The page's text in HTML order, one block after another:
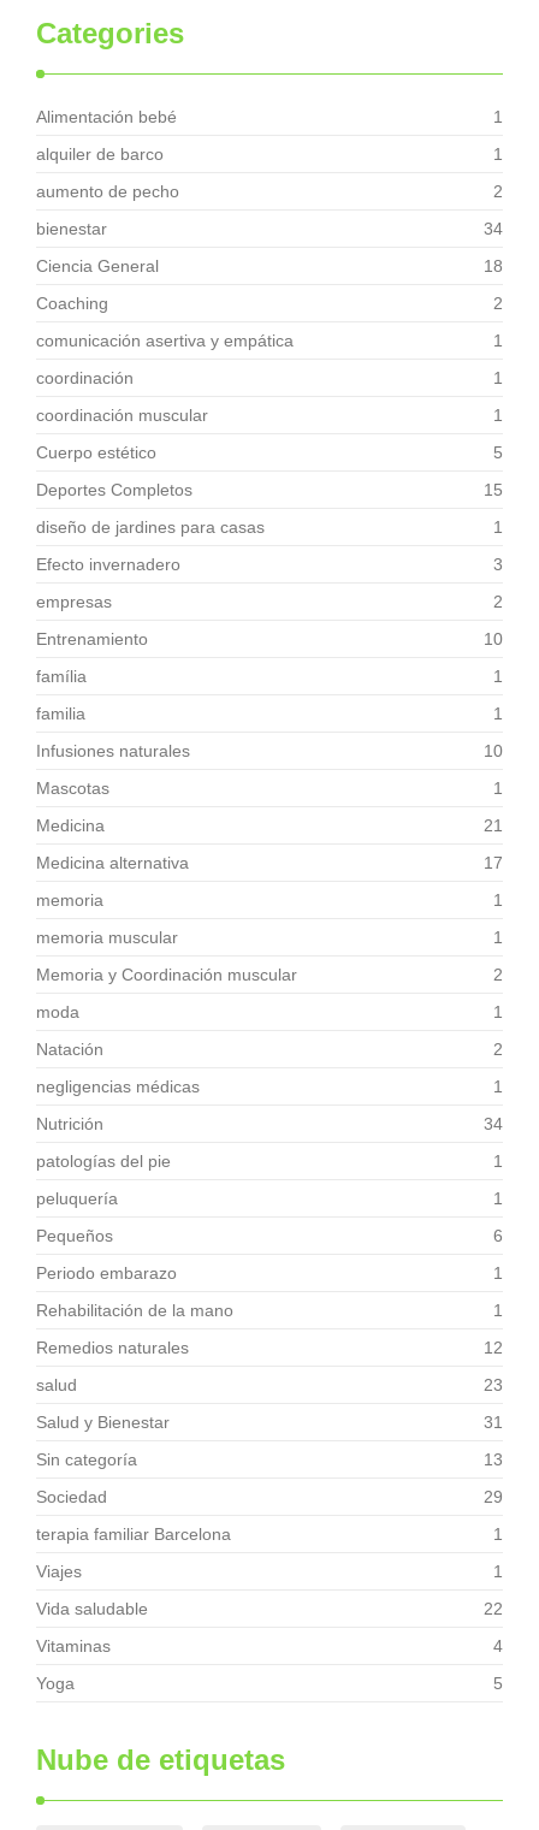
Categories
Alimentación bebé
1
alquiler de barco
1
aumento de pecho
2
bienestar
34
Ciencia General
18
Coaching
2
comunicación asertiva y empática
1
coordinación
1
coordinación muscular
1
Cuerpo estético
5
Deportes Completos
15
diseño de jardines para casas
1
Efecto invernadero
3
empresas
2
Entrenamiento
10
família
1
familia
1
Infusiones naturales
10
Mascotas
1
Medicina
21
Medicina alternativa
17
memoria
1
memoria muscular
1
Memoria y Coordinación muscular
2
moda
1
Natación
2
negligencias médicas
1
Nutrición
34
patologías del pie
1
peluquería
1
Pequeños
6
Periodo embarazo
1
Rehabilitación de la mano
1
Remedios naturales
12
salud
23
Salud y Bienestar
31
Sin categoría
13
Sociedad
29
terapia familiar Barcelona
1
Viajes
1
Vida saludable
22
Vitaminas
4
Yoga
5
Nube de etiquetas